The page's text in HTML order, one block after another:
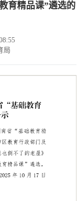
育精品课”遴选的
局